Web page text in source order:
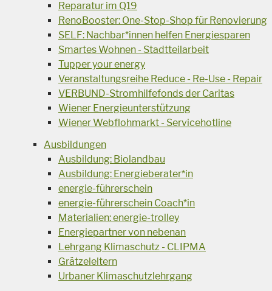
Reparatur im Q19
RenoBooster: One-Stop-Shop für Renovierung
SELF: Nachbar*innen helfen Energiesparen
Smartes Wohnen - Stadtteilarbeit
Tupper your energy
Veranstaltungsreihe Reduce - Re-Use - Repair
VERBUND-Stromhilfefonds der Caritas
Wiener Energieunterstützung
Wiener Webflohmarkt - Servicehotline
Ausbildungen
Ausbildung: Biolandbau
Ausbildung: Energieberater*in
energie-führerschein
energie-führerschein Coach*in
Materialien: energie-trolley
Energiepartner von nebenan
Lehrgang Klimaschutz - CLIPMA
Grätzeleltern
Urbaner Klimaschutzlehrgang